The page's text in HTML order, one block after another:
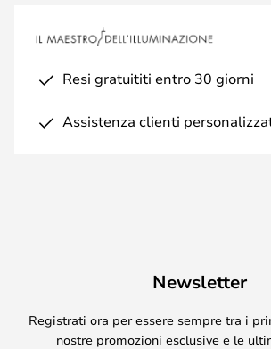
Resi gratuititi entro 30 giorni
Assistenza clienti
Newsletter
Registrati ora per essere sempre tra i
nostre promozioni esclusive e le